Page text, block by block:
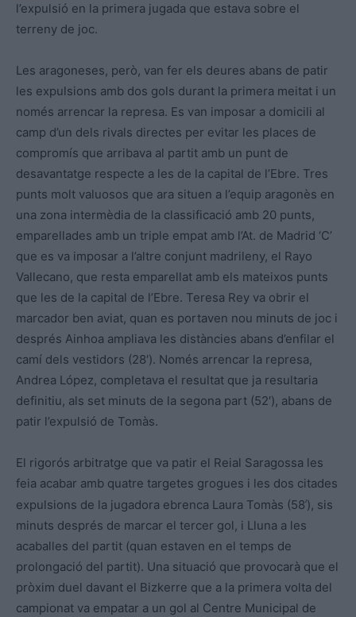
l’expulsió en la primera jugada que estava sobre el
terreny de joc.
Les aragoneses, però, van fer els deures abans de patir
les expulsions amb dos gols durant la primera meitat i un
només arrencar la represa. Es van imposar a domicili al
camp d’un dels rivals directes per evitar les places de
compromís que arribava al partit amb un punt de
desavantatge respecte a les de la capital de l’Ebre. Tres
punts molt valuosos que ara situen a l’equip aragonès en
una zona intermèdia de la classificació amb 20 punts,
emparellades amb un triple empat amb l’At. de Madrid ‘C’
que es va imposar a l’altre conjunt madrileny, el Rayo
Vallecano, que resta emparellat amb els mateixos punts
que les de la capital de l’Ebre. Teresa Rey va obrir el
marcador ben aviat, quan es portaven nou minuts de joc i
després Ainhoa ampliava les distàncies abans d’enfilar el
camí dels vestidors (28′). Només arrencar la represa,
Andrea López, completava el resultat que ja resultaria
definitiu, als set minuts de la segona part (52′), abans de
patir l’expulsió de Tomàs.
El rigorós arbitratge que va patir el Reial Saragossa les
feia acabar amb quatre targetes grogues i les dos citades
expulsions de la jugadora ebrenca Laura Tomàs (58‘), sis
minuts després de marcar el tercer gol, i Lluna a les
acaballes del partit (quan estaven en el temps de
prolongació del partit). Una situació que provocarà que el
pròxim duel davant el Bizkerre que a la primera volta del
campionat va empatar a un gol al Centre Municipal de